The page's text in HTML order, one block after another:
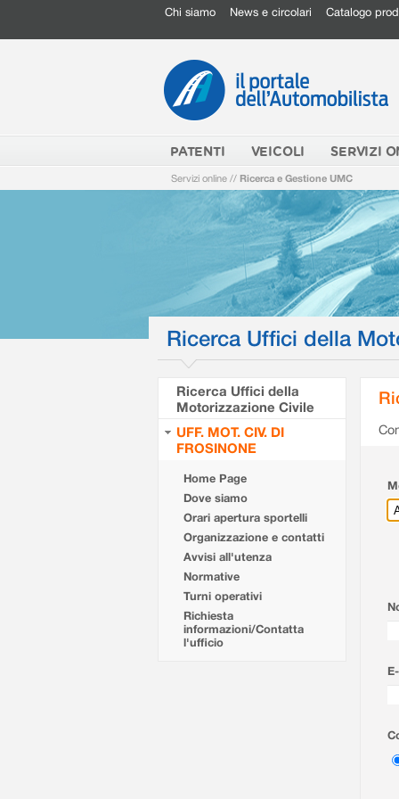
Chi siamo News e circolari Catalogo
PATENTI VEICOLI SERVIZI
Servizi online // Ricerca e Gestione UMC
Ricerca Uffici della
Ricerca Uffici della
Motorizzazione Civile
UFF. MOT. CIV. DI
FROSINONE
Home Page
Dove siamo
Orari apertura sportelli
Organizzazione e contatti
Avvisi all'utenza
Normative
Turni operativi
Richiesta
informazioni/Contatta
l'ufficio